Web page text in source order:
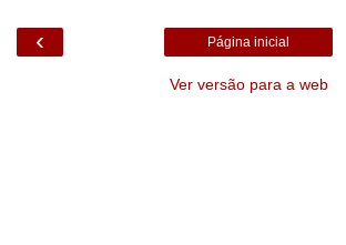
‹ Página inicial
Ver versão para a web